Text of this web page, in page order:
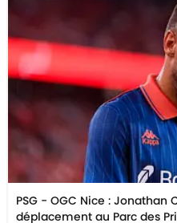
PSG - OGC Nice :
déplacement au Parc des